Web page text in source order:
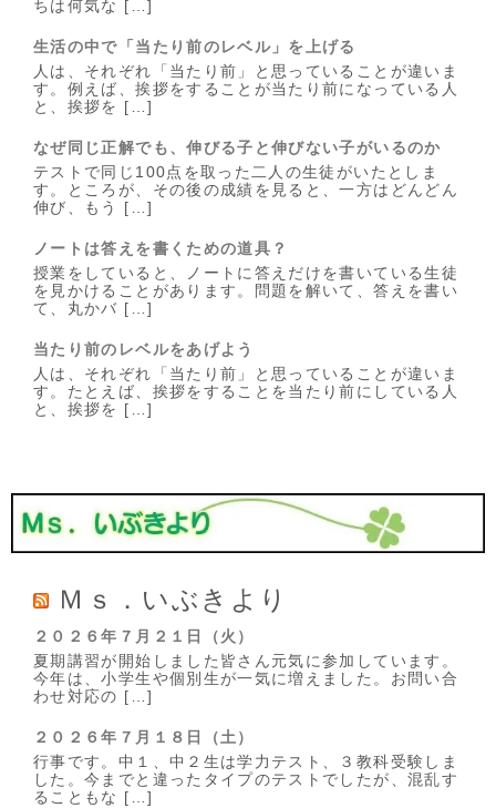
ちは何気な […]
生活の中で「当たり前のレベル」を上げる
人は、それぞれ「当たり前」と思っていることが違いま
す。例えば、挨拶をすることが当たり前になっている人
と、挨拶を […]
なぜ同じ正解でも、伸びる子と伸びない子がいるのか
テストで同じ100点を取った二人の生徒がいたとしま
す。ところが、その後の成績を見ると、一方はどんどん
伸び、もう […]
ノートは答えを書くための道具？
授業をしていると、ノートに答えだけを書いている生徒
を見かけることがあります。問題を解いて、答えを書い
て、丸かバ […]
当たり前のレベルをあげよう
人は、それぞれ「当たり前」と思っていることが違いま
す。たとえば、挨拶をすることを当たり前にしている人
と、挨拶を […]
Ｍｓ．いぶきより
２０２６年７月２１日（火）
夏期講習が開始しました皆さん元気に参加しています。
今年は、小学生や個別生が一気に増えました。お問い合
わせ対応の […]
２０２６年７月１８日（土）
行事です。中１、中２生は学力テスト、３教科受験しま
した。今までと違ったタイプのテストでしたが、混乱す
ることもな […]